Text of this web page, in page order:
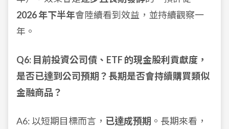
2026 年下半年會陸續看到效益，並持續觀察一
年。
Q6: 目前投資公司債、ETF 的現金股利貢獻度，
是否已達到公司預期？長期是否會持續購買類似
金融商品？
A6: 以短期目標而言， 已達成預期 。長期來看，